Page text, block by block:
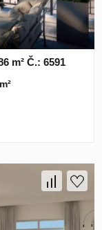
m² Č.: 6591